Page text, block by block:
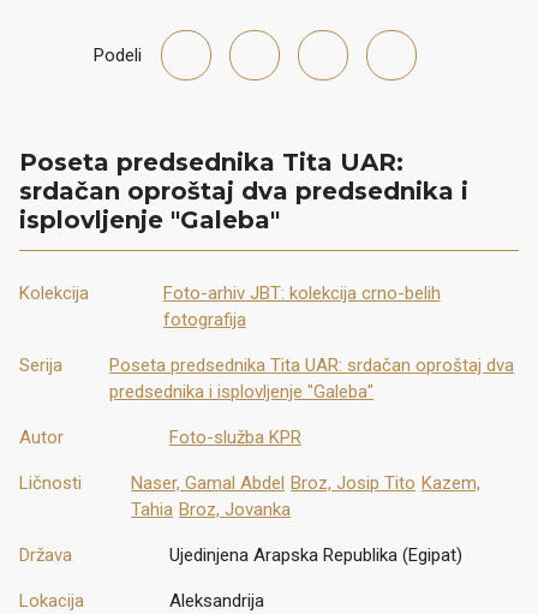
Podeli
Poseta predsednika Tita UAR:
srdačan oproštaj dva predsednika i
isplovljenje "Galeba"
Kolekcija
Foto-arhiv JBT: kolekcija crno-belih
fotografija
Serija
Poseta predsednika Tita UAR: srdačan oproštaj dva
predsednika i isplovljenje "Galeba"
Autor Foto-služba KPR
Ličnosti Naser, Gamal Abdel Broz, Josip Tito Kazem,
Tahia Broz, Jovanka
Država Ujedinjena Arapska Republika (Egipat)
Lokacija Aleksandrija